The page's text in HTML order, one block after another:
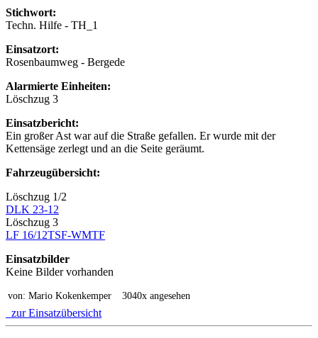
Stichwort:
Techn. Hilfe - TH_1
Einsatzort:
Rosenbaumweg - Bergede
Alarmierte Einheiten:
Löschzug 3
Einsatzbericht:
Ein großer Ast war auf die Straße gefallen. Er wurde mit der
Kettensäge zerlegt und an die Seite geräumt.
Fahrzeugübersicht:
Löschzug 1/2
DLK 23-12
Löschzug 3
LF 16/12TSF-WMTF
Einsatzbilder
Keine Bilder vorhanden
von: Mario Kokenkemper 3040x angesehen
zur Einsatzübersicht